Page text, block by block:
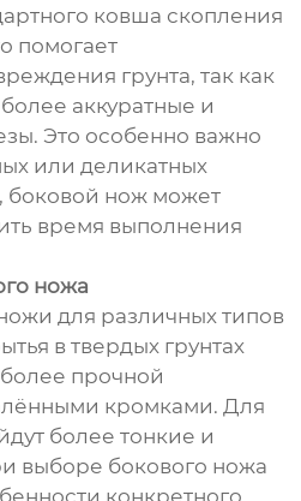
ковша скопления
помогает
грунта, так как
аккуратные и
Это особенно важно
или деликатных
боковой нож может
время выполнения
ножа
для различных типов
в твердых грунтах
прочной
кромками. Для
более тонкие и
выборе бокового ножа